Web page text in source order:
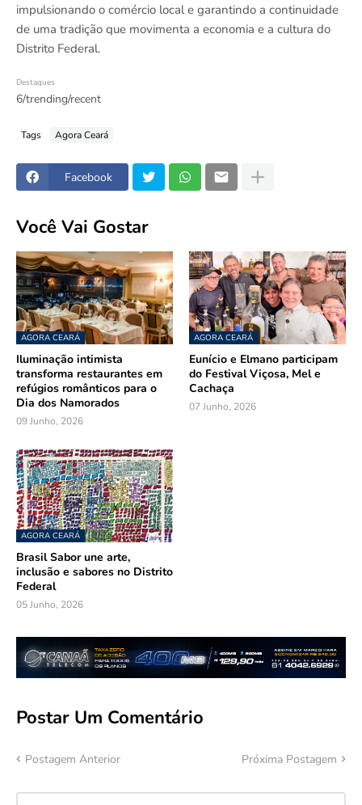
impulsionando o comércio local e garantindo a continuidade
de uma tradição que movimenta a economia e a cultura do
Distrito Federal.
Destaques
6/trending/recent
Tags Agora Ceará
Facebook
Você Vai Gostar
AGORA CEARÁ
Iluminação intimista
transforma restaurantes em
refúgios românticos para o
Dia dos Namorados
09 Junho, 2026
AGORA CEARÁ
Eunício e Elmano participam
do Festival Viçosa, Mel e
Cachaça
07 Junho, 2026
AGORA CEARÁ
Brasil Sabor une arte,
inclusão e sabores no Distrito
Federal
05 Junho, 2026
Postar Um Comentário
Postagem Anterior Próxima Postagem